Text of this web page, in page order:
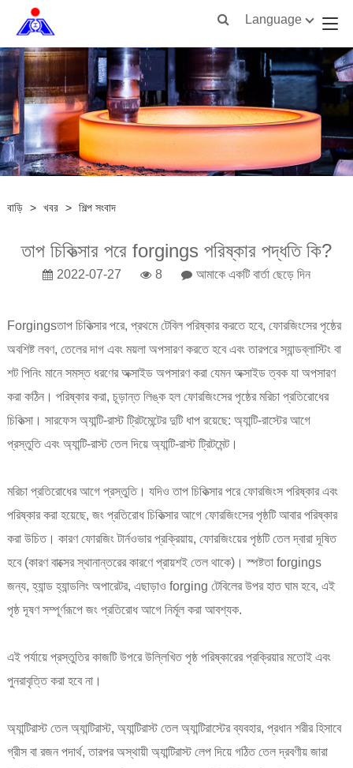
Language
বাড়ি > খবর > শিল্প সংবাদ
তাপ চিকিত্সার পরে forgings পরিষ্কার পদ্ধতি কি?
2022-07-27 8 আমাকে একটি বার্তা ছেড়ে দিন
Forgingsতাপ চিকিত্সার পরে, প্রথমে টেবিল পরিষ্কার করতে হবে, ফোরজিংসের পৃষ্ঠের
অবশিষ্ট লবণ, তেলের দাগ এবং ময়লা অপসারণ করতে হবে এবং তারপরে স্যান্ডব্লাস্টিং বা
শট পিনিং মানে সমস্ত ধরণের অক্সাইড অপসারণ করা যেমন অক্সাইড ত্বক যা অপসারণ
করা কঠিন। পরিষ্কার করা, চূড়ান্ত লিঙ্ক হল ফোরজিংসের পৃষ্ঠের মরিচা প্রতিরোধের
চিকিত্সা। সারফেস অ্যান্টি-রাস্ট ট্রিটমেন্টের দুটি ধাপ রয়েছে: অ্যান্টি-রাস্টের আগে
প্রস্তুতি এবং অ্যান্টি-রাস্ট তেল দিয়ে অ্যান্টি-রাস্ট ট্রিটমেন্ট।
মরিচা প্রতিরোধের আগে প্রস্তুতি। যদিও তাপ চিকিত্সার পরে ফোরজিংস পরিষ্কার এবং
পরিষ্কার করা হয়েছে, জং প্রতিরোধ চিকিত্সার আগে ফোরজিংসের পৃষ্ঠটি আবার পরিষ্কার
করা উচিত। কারণ ফোরজিং টার্নওভার প্রক্রিয়ায়, ফোরজিংয়ের পৃষ্ঠটি তেল দ্বারা দূষিত
হবে (কারণ বাক্সের স্থানান্তরের কারণে প্রায়শই তেল থাকে)। স্পষ্টতা forgings
জন্য, হ্যান্ড হ্যান্ডলিং অপারেটর, এছাড়াও forging টেবিলের উপর হাত ঘাম হবে, এই
পৃষ্ঠ দূষণ সম্পূর্ণরূপে জং প্রতিরোধ আগে নির্মূল করা আবশ্যক.
এই পর্যায়ে প্রস্তুতির কাজটি উপরে উল্লিখিত পৃষ্ঠ পরিষ্কারের প্রক্রিয়ার মতোই এবং
পুনরাবৃত্তি করা হবে না।
অ্যান্টিরাস্ট তেল অ্যান্টিরাস্ট, অ্যান্টিরাস্ট তেল অ্যান্টিরাস্টের ব্যবহার, প্রধান শরীর হিসাবে
গ্রীস বা রজন পদার্থ, তারপর অস্থায়ী অ্যান্টিরাস্ট লেপ দিয়ে গঠিত তেল দ্রবণীয় জারা